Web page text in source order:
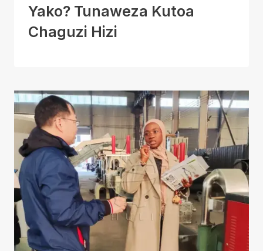
Yako? Tunaweza Kutoa
Chaguzi Hizi